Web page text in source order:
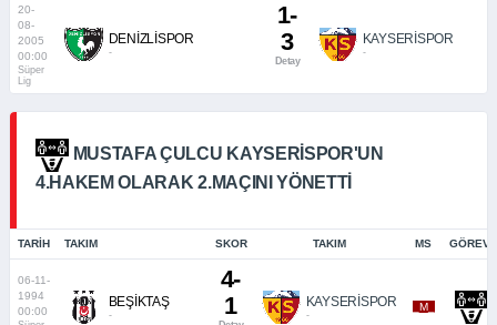
20-
08-
2005
00:00
Süper
Lig
DENİZLİSPOR
-
1-
3
Detay
KAYSERİSPOR
-
MUSTAFA ÇULCU KAYSERISPOR'UN
4.HAKEM OLARAK 2.MAÇINI YÖNETTI
TARIH TAKIM SKOR TAKIM MS GÖREVI
06-11-
1994
00:00
BEŞİKTAŞ
-
4-
1
KAYSERİSPOR
-
_M_